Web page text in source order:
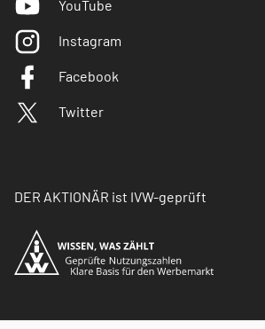
YouTube
Instagram
Facebook
Twitter
DER AKTIONÄR ist IVW-geprüft